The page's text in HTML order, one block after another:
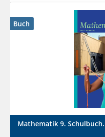
Buch
Mathematik 9.